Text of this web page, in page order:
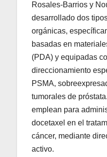
Rosales-Barrios y
desarrollado dos
orgánicas,
basadas en
(PDA) y equipadas
direccionamiento
PSMA,
tumorales de
emplean para
docetaxel en el
cáncer, mediante
activo.